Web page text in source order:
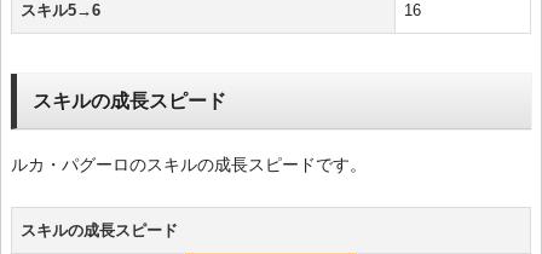
スキル5→6 16
スキルの成長スピード
ルカ・パグーロのスキルの成長スピードです。
スキルの成長スピード